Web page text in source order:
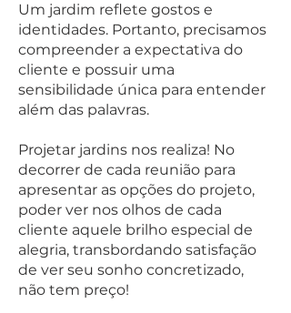
Um jardim reflete gostos e
identidades. Portanto, precisamos
compreender a expectativa do
cliente e possuir uma
sensibilidade única para entender
além das palavras.
Projetar jardins nos realiza! No
decorrer de cada reunião para
apresentar as opções do projeto,
poder ver nos olhos de cada
cliente aquele brilho especial de
alegria, transbordando satisfação
de ver seu sonho concretizado,
não tem preço!